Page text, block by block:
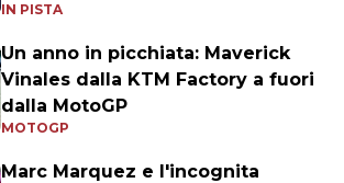
IN PISTA
Un anno in picchiata: Maverick
Vinales dalla KTM Factory a fuori
dalla MotoGP
MOTOGP
Marc Marquez e l'incognita